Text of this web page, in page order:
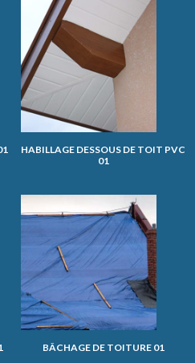
HABILLAGE DESSOUS DE TOIT PVC
01
BÂCHAGE DE TOITURE 01